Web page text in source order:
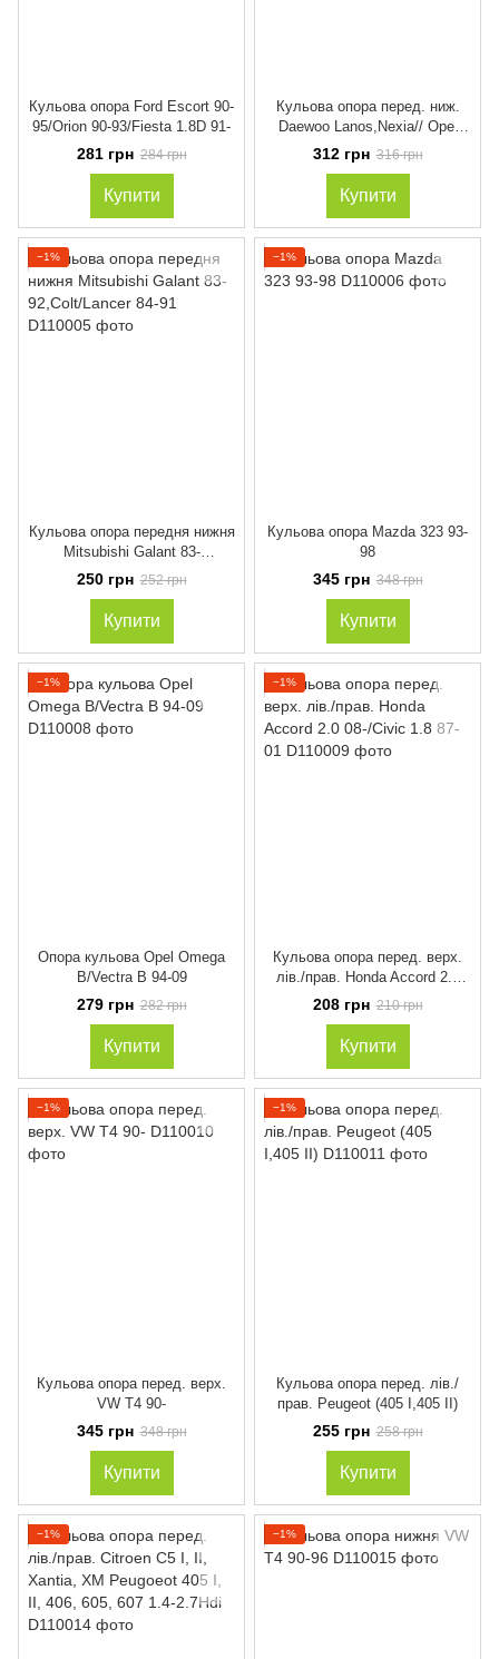
Кульова опора Ford Escort 90-
95/Orion 90-93/Fiesta 1.8D 91-
281 грн 284 грн
Купити
Кульова опора перед. ниж.
Daewoo Lanos,Nexia// Opel
Kadett D/E 1.0-2.0 08.79-
312 грн 316 грн
Купити
−1%
Кульова опора передня нижня
Mitsubishi Galant 83-
92,Colt/Lancer 84-91
250 грн 252 грн
Купити
−1%
Кульова опора Mazda 323 93-
98
345 грн 348 грн
Купити
−1%
Опора кульова Opel Omega
B/Vectra B 94-09
279 грн 282 грн
Купити
−1%
Кульова опора перед. верх.
лів./прав. Honda Accord 2.0
08-/Civic 1.8 87-01
208 грн 210 грн
Купити
−1%
Кульова опора перед. верх.
VW T4 90-
345 грн 348 грн
Купити
−1%
Кульова опора перед. лів./
прав. Peugeot (405 I,405 II)
255 грн 258 грн
Купити
−1% −1%